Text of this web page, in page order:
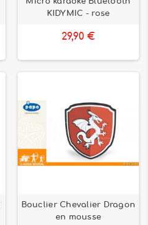
KIDYMIC - rose
29,90 €
Bouclier Chevalier Dragon
en mousse